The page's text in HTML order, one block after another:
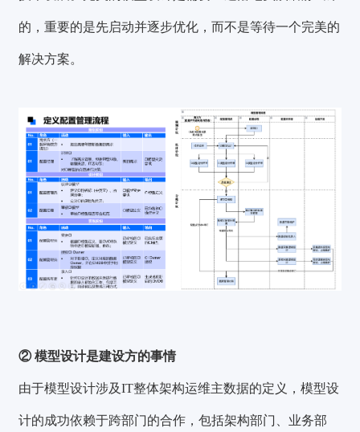
的，重要的是先启动并逐步优化，而不是等待一个完美的
解决方案。
② 模型设计是建设方的事情
由于模型设计涉及IT整体架构运维主数据的定义，模型设
计的成功依赖于跨部门的合作，包括架构部门、业务部